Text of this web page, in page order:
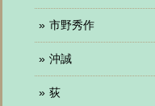
市野秀作
沖誠
荻